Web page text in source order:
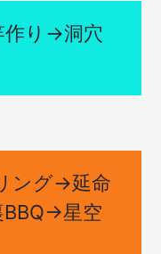
作り→洞穴
ング→延命
星空